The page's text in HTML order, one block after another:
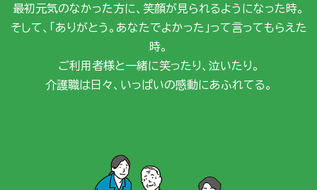
最初元気のなかった方に、笑顔が見られるようになった時。
そして、「ありがとう。あなたでよかった」って言ってもらえた
時。
ご利用者様と一緒に笑ったり、泣いたり。
介護職は日々、いっぱいの感動にあふれてる。